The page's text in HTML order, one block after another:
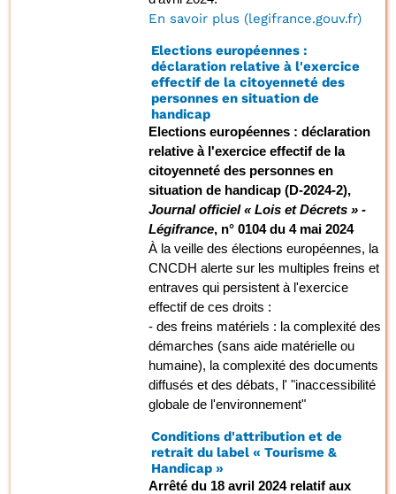
En savoir plus (legifrance.gouv.fr)
Elections européennes :
déclaration relative à l'exercice
effectif de la citoyenneté des
personnes en situation de
handicap
Elections européennes : déclaration
relative à l'exercice effectif de la
citoyenneté des personnes en
situation de handicap (D-2024-2),
Journal officiel « Lois et Décrets » -
Légifrance, n° 0104 du 4 mai 2024
À la veille des élections européennes, la
CNCDH alerte sur les multiples freins et
entraves qui persistent à l'exercice
effectif de ces droits :
- des freins matériels : la complexité des
démarches (sans aide matérielle ou
humaine), la complexité des documents
diffusés et des débats, l' "inaccessibilité
globale de l'environnement"
Conditions d'attribution et de
retrait du label « Tourisme &
Handicap »
Arrêté du 18 avril 2024 relatif aux